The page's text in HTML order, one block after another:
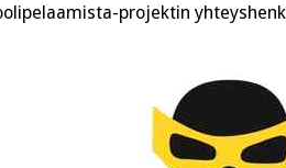
projektin